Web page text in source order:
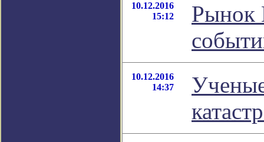
10.12.2016
15:12
Рынок
10.12.2016
14:37